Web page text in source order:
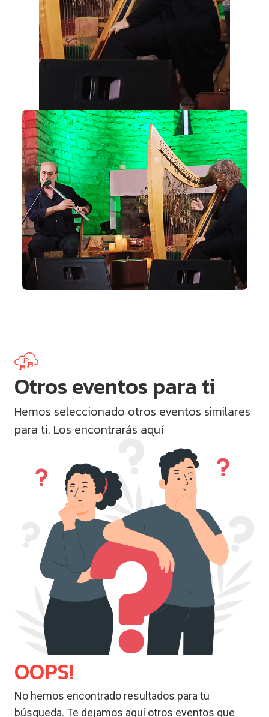
Otros eventos para ti
Hemos seleccionado otros eventos similares
para ti. Los encontrarás aquí
OOPS!
No hemos encontrado resultados para tu
búsqueda. Te dejamos aquí otros eventos que